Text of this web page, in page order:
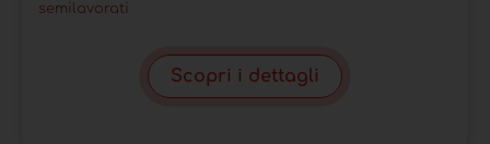
semilavorati
Scopri i dettagli